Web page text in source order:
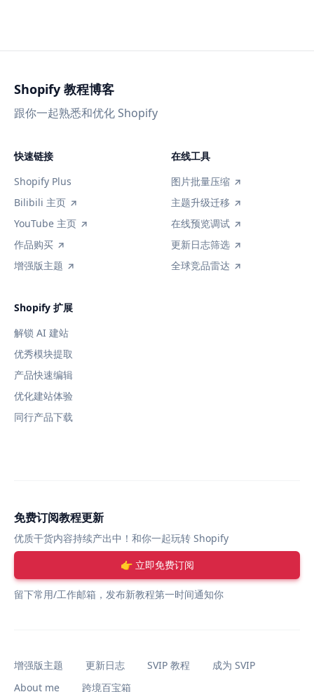
Shopify 教程博客
跟你一起熟悉和优化 Shopify
快速链接
Shopify Plus
Bilibili 主页
YouTube 主页
作品购买
增强版主题
在线工具
图片批量压缩
主题升级迁移
在线预览调试
更新日志筛选
全球竞品雷达
Shopify 扩展
解锁 AI 建站
优秀模块提取
产品快速编辑
优化建站体验
同行产品下载
免费订阅教程更新
优质干货内容持续产出中！和你一起玩转 Shopify
👉 立即免费订阅
留下常用/工作邮箱，发布新教程第一时间通知你
增强版主题 更新日志 SVIP 教程
成为 SVIP
About me
跨境百宝箱